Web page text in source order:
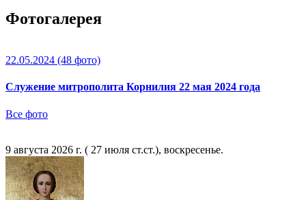
Фотогалерея
22.05.2024 (48 фото)
Служение митрополита Корнилия 22 мая 2024 года
Все фото
9 августа 2026 г. ( 27 июля ст.ст.), воскресенье.